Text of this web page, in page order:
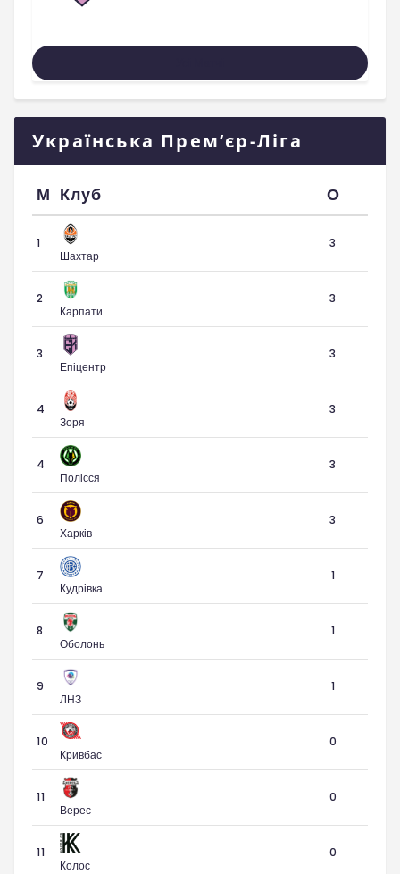
Українська Прем’єр-Ліга
М Клуб О
1
Шахтар
3
2
Карпати
3
3
Епіцентр
3
4
Зоря
3
4
Полісся
3
6
Харків
3
7
Кудрівка
1
8
Оболонь
1
9
ЛНЗ
1
10
Кривбас
0
11
Верес
0
11
Колос
0